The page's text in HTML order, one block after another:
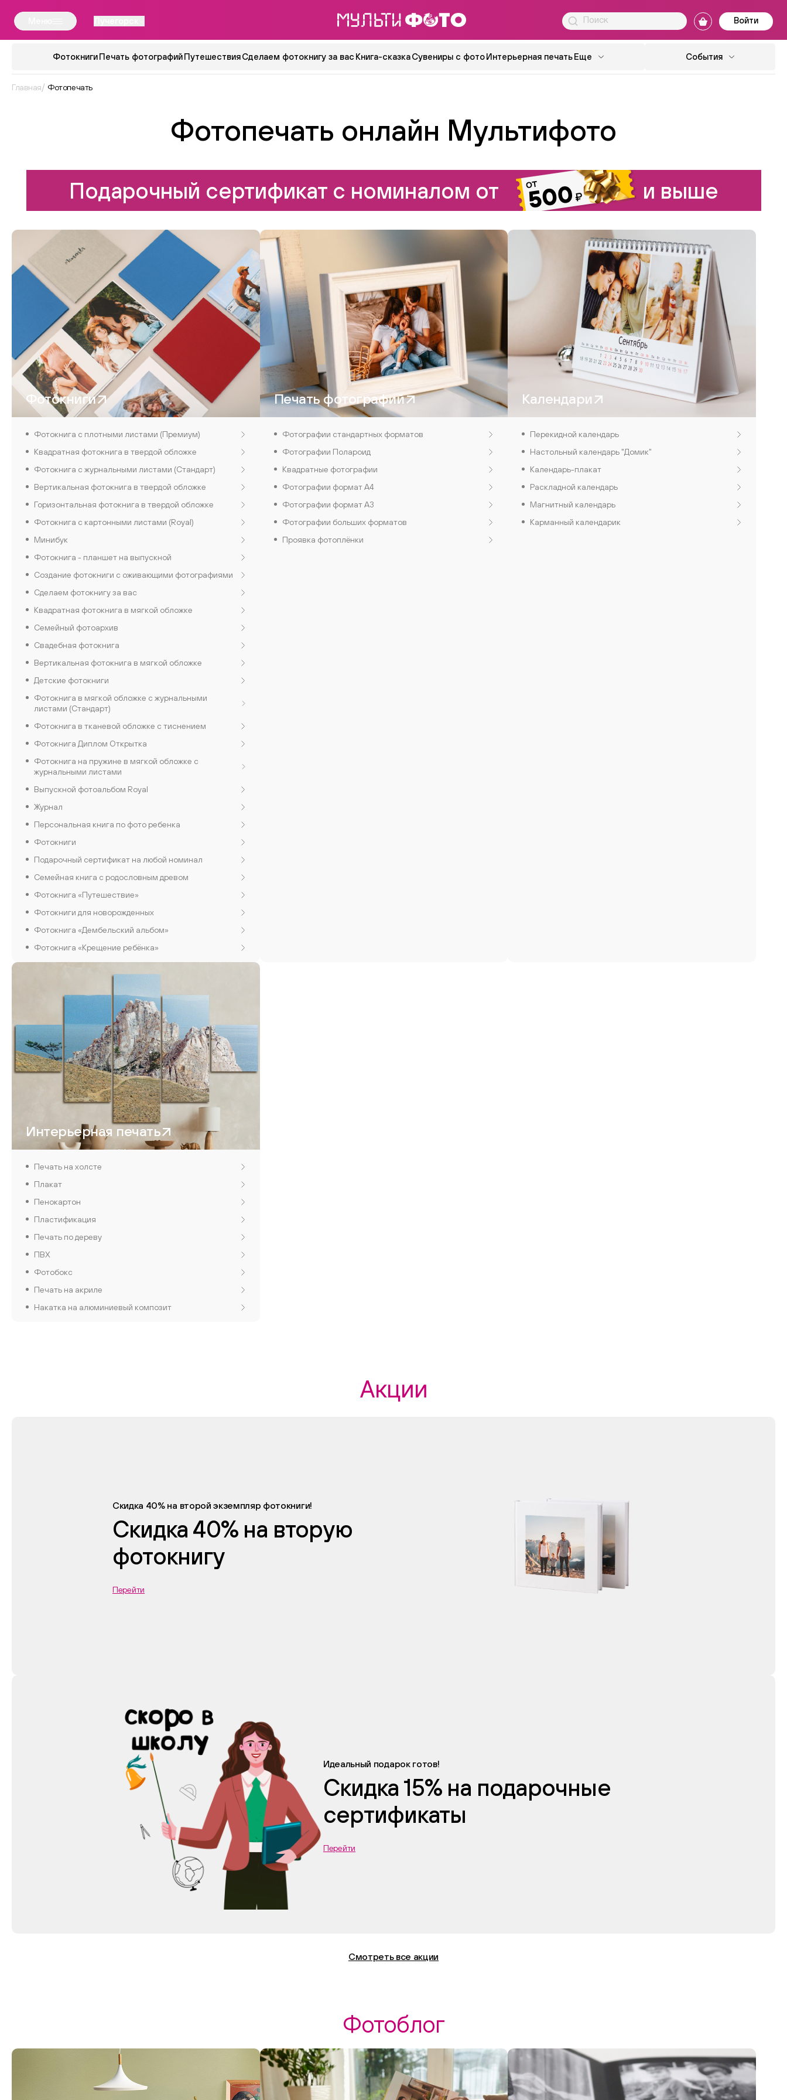
Войти
Фотокниги Печать фотографий Путешествия Сделаем фотокнигу за вас Книга-сказка Сувениры с фото Интерьерная печать Еще События
Главная Фотопечать
Фотопечать онлайн Мультифото
Подарочный сертификат с номиналом от и выше
Фотокниги
Фотокнига с плотными листами (Премиум)
Квадратная фотокнига в твердой обложке
Фотокнига с журнальными листами (Стандарт)
Вертикальная фотокнига в твердой обложке
Горизонтальная фотокнига в твердой обложке
Фотокнига с картонными листами (Royal)
Минибук
Фотокнига - планшет на выпускной
Создание фотокниги с оживающими фотографиями
Сделаем фотокнигу за вас
Квадратная фотокнига в мягкой обложке
Семейный фотоархив
Свадебная фотокнига
Вертикальная фотокнига в мягкой обложке
Детские фотокниги
Фотокнига в мягкой обложке с журнальными
листами (Стандарт)
Фотокнига в тканевой обложке с тиснением
Фотокнига Диплом Открытка
Фотокнига на пружине в мягкой обложке с
журнальными листами
Выпускной фотоальбом Royal
Журнал
Персональная книга по фото ребенка
Фотокниги
Подарочный сертификат на любой номинал
Семейная книга с родословным древом
Фотокнига «Путешествие»
Фотокниги для новорожденных
Фотокнига «Дембельский альбом»
Фотокнига «Крещение ребёнка»
Печать фотографий
Фотографии стандартных форматов
Фотографии Полароид
Квадратные фотографии
Фотографии формат А4
Фотографии формат А3
Фотографии больших форматов
Проявка фотоплёнки
Календари
Перекидной календарь
Настольный календарь "Домик"
Календарь-плакат
Раскладной календарь
Магнитный календарь
Карманный календарик
Интерьерная печать
Печать на холсте
Плакат
Пенокартон
Пластификация
Печать по дереву
ПВХ
Фотобокс
Печать на акриле
Накатка на алюминиевый композит
Акции
Скидка 40% на второй экземпляр фотокниги!
Скидка 40% на вторую
фотокнигу
Перейти
Идеальный подарок готов!
Скидка 15% на подарочные
сертификаты
Перейти
Смотреть все акции
Фотоблог